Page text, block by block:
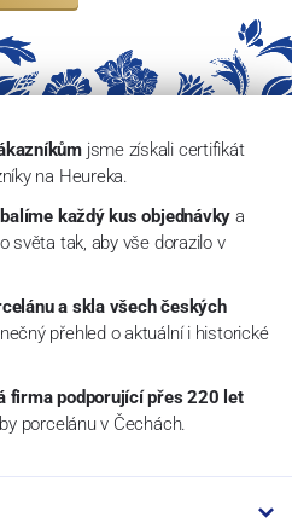
jsme získali certifikát
na Heureka.
každý kus objednávky a
světa tak, aby vše dorazilo v
a skla všech českých
přehled o aktuální i historické
firma podporující přes 220 let
porcelánu v Čechách.